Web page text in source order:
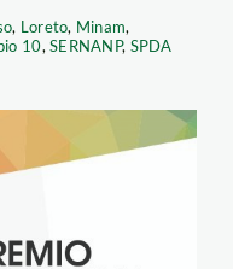
, Loreto, Minam,
10,SERNANP, SPDA